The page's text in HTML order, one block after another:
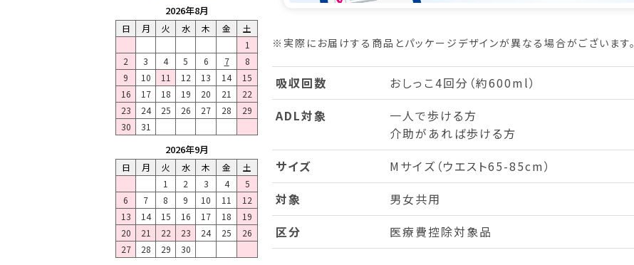
2026年8月
日 月 火 水 木 金
土
1
2
3 4 5 6 7
8
9
10 11 12 13 14
15
16
17 18 19 20 21
22
23
24 25 26 27 28
29
30
31
2026年9月
日 月 火 水 木 金
土
1
2 3 4
5
6
7 8 9 10 11
12
13
14 15 16 17 18
19
20
21 22 23 24 25
26
27
28 29 30
※実際にお届けする商品とパッケージデザインが異なる場合がございます。
吸収回数
おしっこ4回分（約600ml）
ADL対象
一人で歩ける方
介助があれば歩ける方
サイズ
Mサイズ（ウエスト65-85cm）
対象
男女共用
区分
医療費控除対象品